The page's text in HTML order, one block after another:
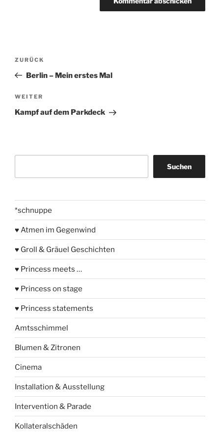
Beitragsnavigation
Vorheriger
Beitrag
ZURÜCK
Berlin – Mein erstes Mal
Nächster
Beitrag
WEITER
Kampf auf dem Parkdeck
Suchen
*schnuppe
♥ Atmen im Gegenwind
♥ Groll & Gräuel Geschichten
♥ Princess meets …
♥ Princess on stage
♥ Princess statements
Amtsschimmel
Blumen & Zitronen
Cinema
Installation & Ausstellung
Intervention & Parade
Kollateralschäden